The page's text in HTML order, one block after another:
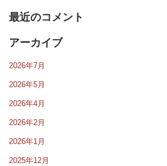
最近のコメント
アーカイブ
2026年7月
2026年5月
2026年4月
2026年2月
2026年1月
2025年12月